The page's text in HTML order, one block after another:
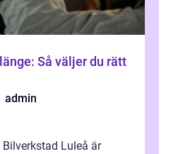
Så väljer du rätt
admin
Luleå är